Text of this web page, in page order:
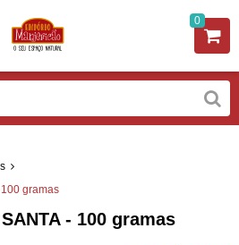
0
gramas
- 100 gramas